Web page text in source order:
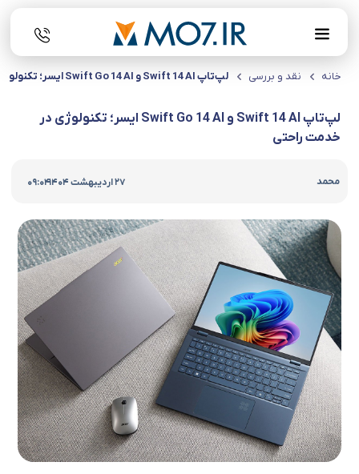
خانه نقد و بررسی لپ‌تاپ Swift 14 AI و Swift Go 14 AI ایسر؛ تکنولوژی در خدمت راحتی
لپ‌تاپ Swift 14 AI و Swift Go 14 AI ایسر؛ تکنولوژی در
خدمت راحتی
محمد 27 اردیبهشت 1404 |
09:04